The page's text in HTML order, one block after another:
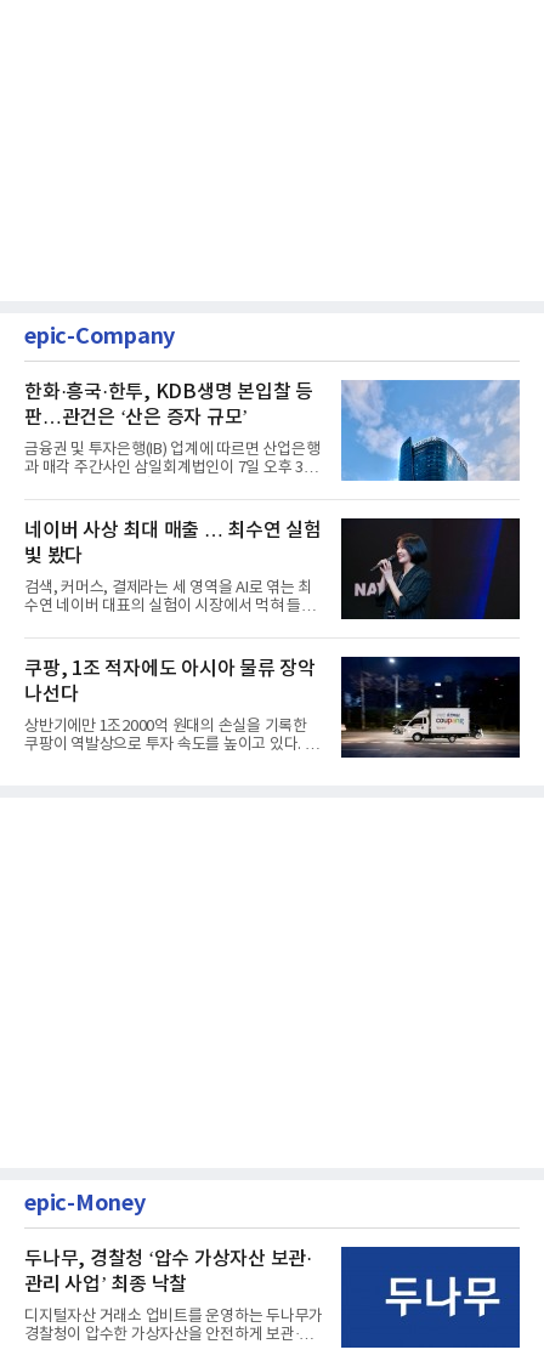
epic-Company
한화·흥국·한투, KDB생명 본입찰 등
판…관건은 ‘산은 증자 규모’
금융권 및 투자은행(IB) 업계에 따르면 산업은행
과 매각 주간사인 삼일회계법인이 7일 오후 3시
네이버 사상 최대 매출 … 최수연 실험
빛 봤다
검색, 커머스, 결제라는 세 영역을 AI로 엮는 최
수연 네이버 대표의 실험이 시장에서 먹혀 들어
쿠팡, 1조 적자에도 아시아 물류 장악
나선다
상반기에만 1조2000억 원대의 손실을 기록한
쿠팡이 역발상으로 투자 속도를 높이고 있다. 이
epic-Money
두나무, 경찰청 ‘압수 가상자산 보관·
관리 사업’ 최종 낙찰
디지털자산 거래소 업비트를 운영하는 두나무가
경찰청이 압수한 가상자산을 안전하게 보관·관